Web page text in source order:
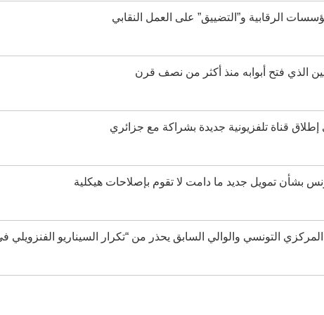
الرقابية و”التضييق” على العمل النقابي
الذي فتح أبوابه منذ أكثر من نصف قرن
قناة تلفزيونية جديدة بشراكة مع جزائري
بشأن تمويل جديد ما دامت لا تقوم بإصلاحات هيكلية
التونسي والوالي السابق يحذر من “تكرار السيناريو الفنزويلي في